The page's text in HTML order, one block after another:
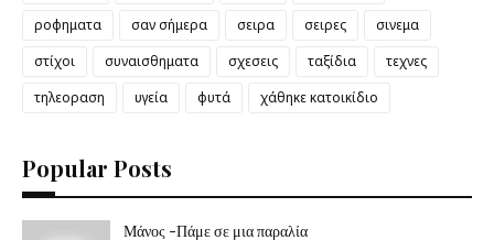
ροφηματα
σαν σήμερα σειρα σειρες
σινεμα
στίχοι
συναισθηματα σχεσεις ταξίδια
τεχνες
τηλεοραση
υγεία φυτά χάθηκε κατοικίδιο
Popular Posts
Μάνος -Πάμε σε μια παραλία